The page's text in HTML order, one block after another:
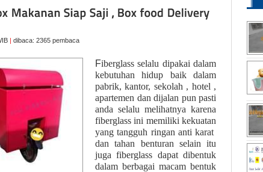
| dibaca: 2365 pembaca
Fiberglass selalu dipakai dalam
kebutuhan hidup baik dalam
pabrik, kantor, sekolah , hotel ,
apartemen dan dijalan pun pasti
anda selalu melihatnya karena
fiberglass ini memiliki kekuatan
yang tangguh ringan anti karat
dan tahan benturan selain itu
juga fiberglass dapat dibentuk
dalam berbagai macam bentuk